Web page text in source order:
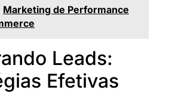
Marketing de Performance
Leads:
Efetivas